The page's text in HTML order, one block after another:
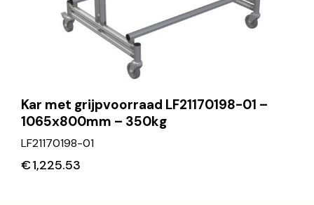
Kar met grijpvoorraad LF21170198-01 –
1065x800mm – 350kg
LF21170198-01
€1,225.53